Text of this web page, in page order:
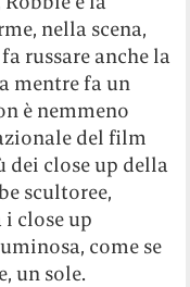
nella scena,
russare anche la
mentre fa un
è nemmeno
del film
dei close up della
scultoree,
i close up
come se
un sole.